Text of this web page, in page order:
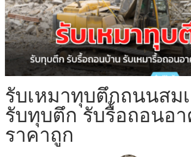
รับเหมาทุบตึกถนนสม
รับทุบตึก รับรื้อถอนอ
ราคาถูก